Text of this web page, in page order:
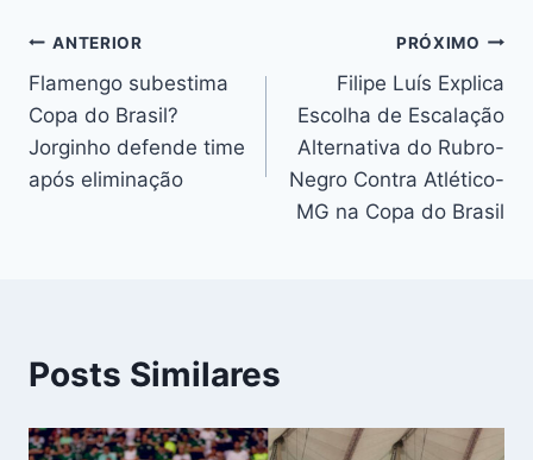
Navegação
de
Post
ANTERIOR
Flamengo subestima
Copa do Brasil?
Jorginho defende time
após eliminação
PRÓXIMO
Filipe Luís Explica
Escolha de Escalação
Alternativa do Rubro-
Negro Contra Atlético-
MG na Copa do Brasil
Posts Similares